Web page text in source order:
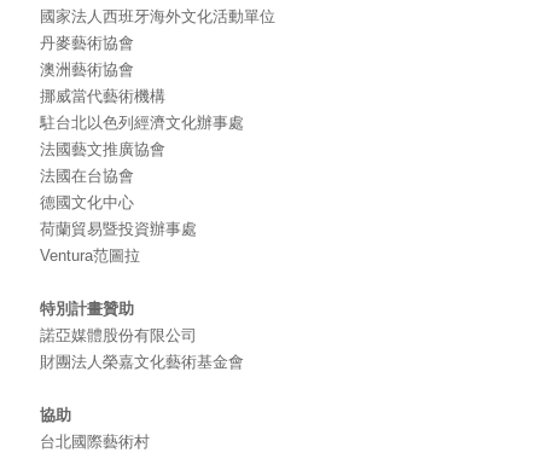
國家法人西班牙海外文化活動單位
丹麥藝術協會
澳洲藝術協會
挪威當代藝術機構
駐台北以色列經濟文化辦事處
法國藝文推廣協會
法國在台協會
德國文化中心
荷蘭貿易暨投資辦事處
Ventura范圖拉
特別計畫贊助
諾亞媒體股份有限公司
財團法人榮嘉文化藝術基金會
協助
台北國際藝術村